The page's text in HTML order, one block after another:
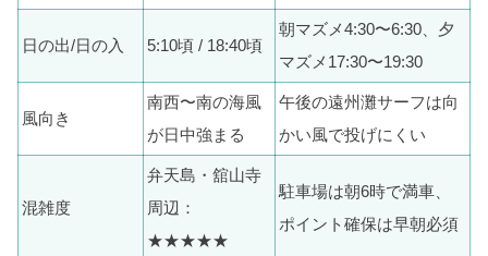
日の出/日の入 5:10頃 / 18:40頃
朝マズメ4:30〜6:30、夕
マズメ17:30〜19:30
風向き
南西〜南の海風
が日中強まる
午後の遠州灘サーフは向
かい風で投げにくい
混雑度
弁天島・舘山寺
周辺：
★★★★★
駐車場は朝6時で満車、
ポイント確保は早朝必須